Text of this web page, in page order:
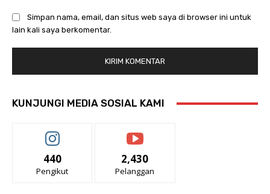
Simpan nama, email, dan situs web saya di browser ini untuk
lain kali saya berkomentar.
KUNJUNGI MEDIA SOSIAL KAMI
440
Pengikut
2,430
Pelanggan